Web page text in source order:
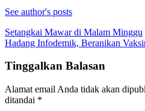
See author's posts
Navigasi
pos
Setangkai Mawar di Malam Minggu
Hadang Infodemik, Beranikan
Tinggalkan Balasan
Alamat email Anda tidak akan
ditandai *